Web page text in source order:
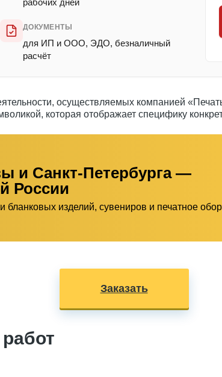
рабочих дней
ДОКУМЕНТЫ
для ИП и ООО, ЭДО, безналичный
расчёт
осуществляемых компанией
которая отображает специфику
и Санкт-Петербурга —
России
бланковых изделий, сувениров и печатное
Заказать